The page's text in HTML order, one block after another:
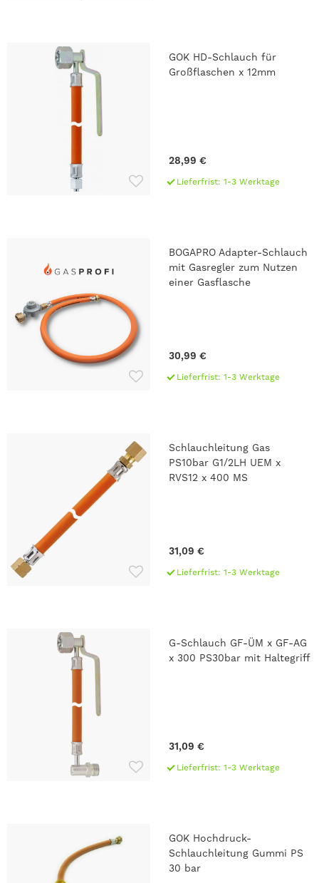
GOK HD-Schlauch für
Großflaschen x 12mm
28,99 €
Lieferfrist: 1-3 Werktage
BOGAPRO Adapter-Schlauch
mit Gasregler zum Nutzen
einer Gasflasche
30,99 €
Lieferfrist: 1-3 Werktage
Schlauchleitung Gas
PS10bar G1/2LH UEM x
RVS12 x 400 MS
31,09 €
Lieferfrist: 1-3 Werktage
G-Schlauch GF-ÜM x GF-AG
x 300 PS30bar mit Haltegriff
31,09 €
Lieferfrist: 1-3 Werktage
GOK Hochdruck-
Schlauchleitung Gummi PS
30 bar